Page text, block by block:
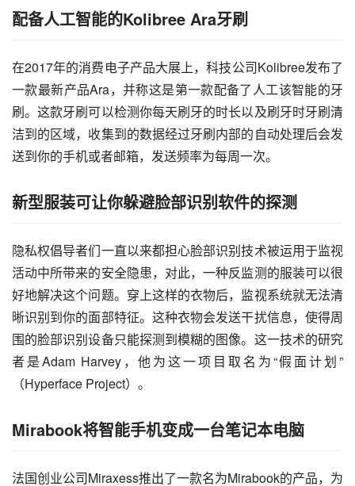
配备人工智能的Kolibree Ara牙刷
在2017年的消费电子产品大展上，科技公司Kolibree发布了
一款最新产品Ara，并称这是第一款配备了人工该智能的牙
刷。这款牙刷可以检测你每天刷牙的时长以及刷牙时牙刷清
洁到的区域，收集到的数据经过牙刷内部的自动处理后会发
送到你的手机或者邮箱，发送频率为每周一次。
新型服装可让你躲避脸部识别软件的探测
隐私权倡导者们一直以来都担心脸部识别技术被运用于监视
活动中所带来的安全隐患，对此，一种反监测的服装可以很
好地解决这个问题。穿上这样的衣物后，监视系统就无法清
晰识别到你的面部特征。这种衣物会发送干扰信息，使得周
围的脸部识别设备只能探测到模糊的图像。这一技术的研究
者是Adam Harvey，他为这一项目取名为“假面计划”
（Hyperface Project）。
Mirabook将智能手机变成一台笔记本电脑
法国创业公司Miraxess推出了一款名为Mirabook的产品，为